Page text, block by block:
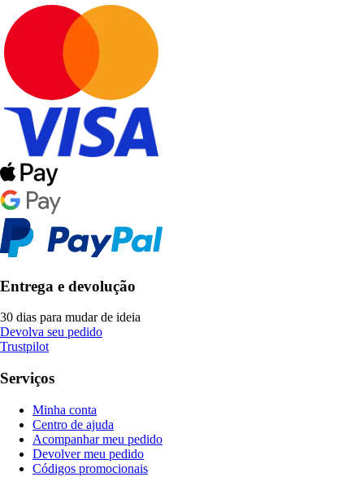
Entrega e devolução
30 dias para mudar de ideia
Devolva seu pedido
Trustpilot
Serviços
Minha conta
Centro de ajuda
Acompanhar meu pedido
Devolver meu pedido
Códigos promocionais